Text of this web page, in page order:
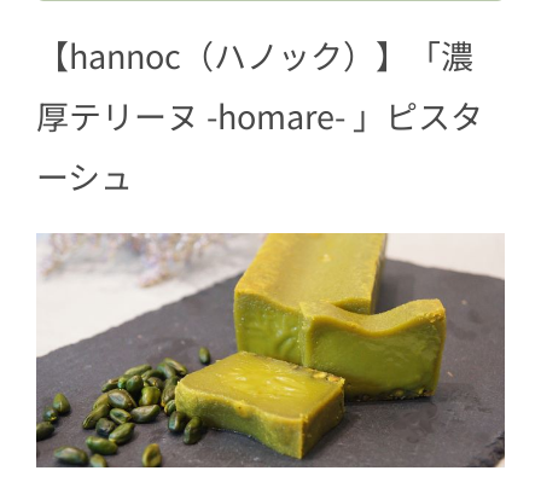
【ロイズ】プチベアショコラ［ピスタ
チオ 10個入]
5【ブール アンジュ】ピスタチオづくし
6 【DAUGHTER BOUTIQUE（ドーター・
ブティック）】ヴィーガン＆グルテン
フリー『ピスタチオクッキー缶』
【成城石井】成城石井自家製 ピスタチ
オプリン
【神戸六甲牧場】ピスタチオミルクジ
ャム
9【Megan – bar & pâtisserie】THE CHE
【hannoc（ハノック）】「濃
厚テリーヌ -homare- 」ピスタ
ーシュ